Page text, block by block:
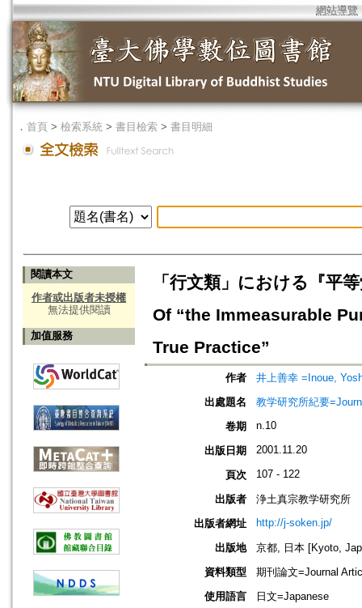
網站導覽
． 首頁 > 檢索系統 > 書目檢索 > 書目明細
閱讀本文
作者或出版者未授權
無法提供閱讀
加值服務
「行文類」における『平
Of “the Immeasurable
True Practice”
作者
井上善幸 =Inoue,
出處題名
教学研究所紀要
卷期
n.10
出版日期 2001.11.20
頁次 107 - 122
出版者
浄土真宗教学研究所
出版者網址
http://j-soken.jp/
出版地
京都, 日本 [Kyoto,
資料類型
期刊論文=Journal
使用語言
日文=Japanese